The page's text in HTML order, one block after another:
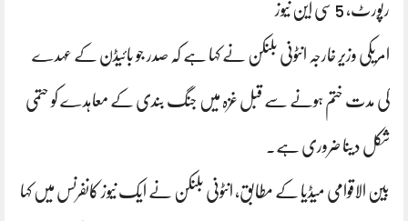
رپورٹ، 5 سی این نیوز
امریکی وزیر خارجہ انٹونی بلنکن نے کہا ہے کہ صدر جو بائیڈن کے عہدے
کی مدت ختم ہونے سے قبل غزہ میں جنگ بندی کے معاہدے کو حتمی
شکل دینا ضروری ہے۔
بین الاقوامی میڈیا کے مطابق، انٹونی بلنکن نے ایک نیوز کانفرنس میں کہا